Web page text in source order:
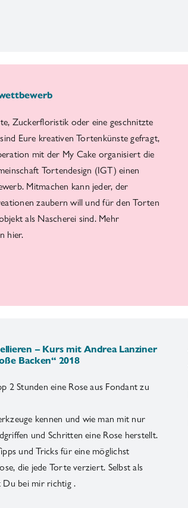
Zuckerfloristik oder eine geschnitzte
Eure kreativen Tortenkünste gefragt,
mit der My Cake organisiert die
Tortendesign (IGT) einen
Mitmachen kann jeder, der
zaubern will und für den Torten
als Nascherei sind. Mehr
hier.
– Kurs mit Andrea Lanziner
Backen“ 2018
2 Stunden eine Rose aus Fondant zu
kennen und wie man mit nur
und Schritten eine Rose herstellt.
und Tricks für eine möglichst
die jede Torte verziert. Selbst als
Du bei mir richtig .